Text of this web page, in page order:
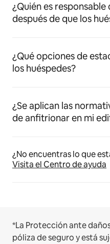
¿Quién es responsable
después de que los
¿Qué opciones de
los huéspedes?
¿Se aplican las
de anfitrionar en mi
¿No encuentras lo que
Visita el Centro de ayuda
*La Protección ante
póliza de seguro y está